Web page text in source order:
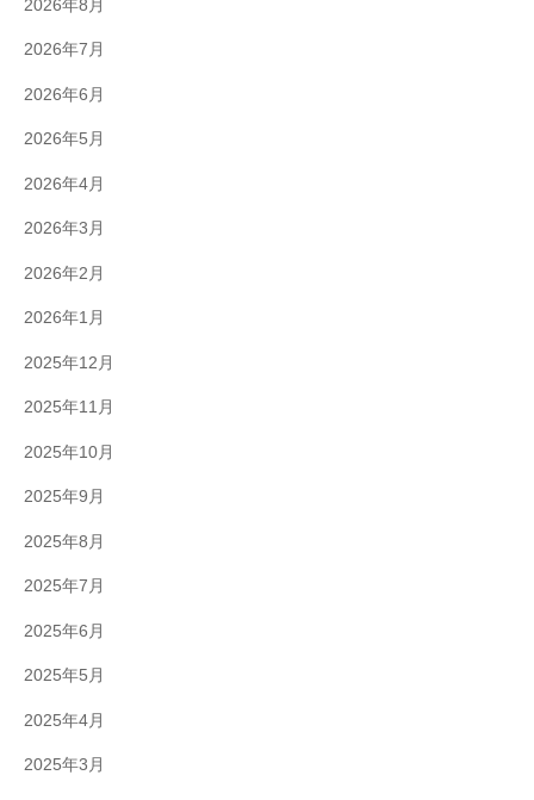
2026年8月
2026年7月
2026年6月
2026年5月
2026年4月
2026年3月
2026年2月
2026年1月
2025年12月
2025年11月
2025年10月
2025年9月
2025年8月
2025年7月
2025年6月
2025年5月
2025年4月
2025年3月